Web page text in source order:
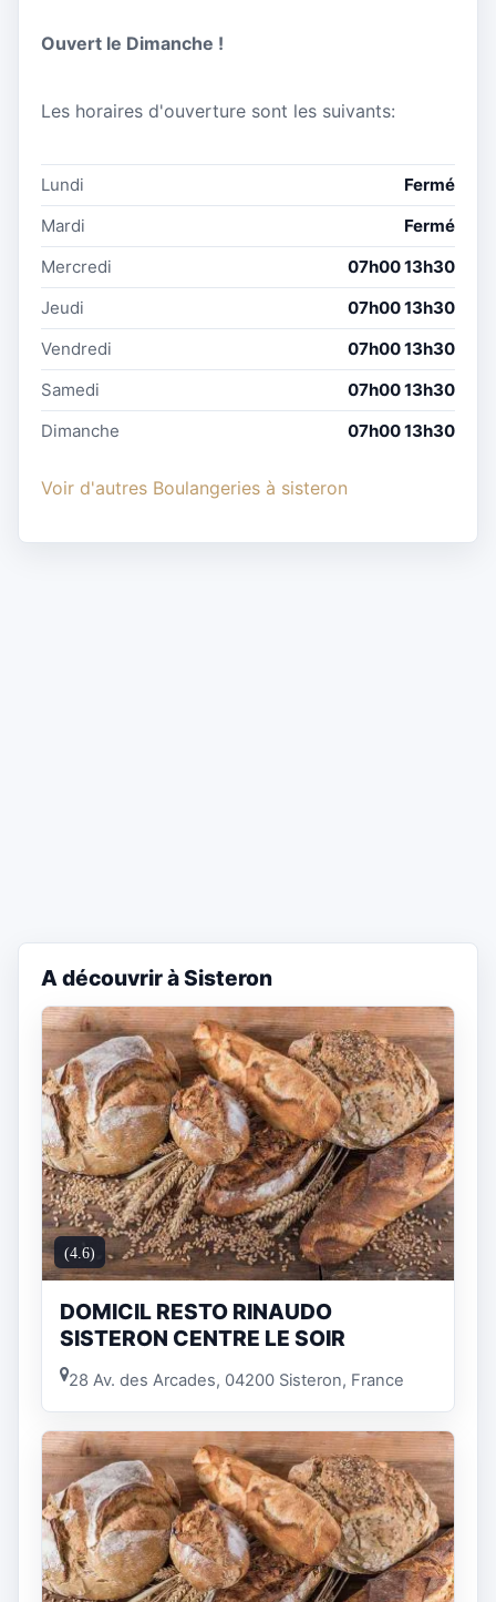
Ouvert le Dimanche !
Les horaires d'ouverture sont les suivants:
Lundi
Fermé
Mardi
Fermé
Mercredi
07h00 13h30
Jeudi
07h00 13h30
Vendredi
07h00 13h30
Samedi
07h00 13h30
Dimanche
07h00 13h30
Voir d'autres Boulangeries à sisteron
A découvrir à Sisteron
(4.6)
DOMICIL RESTO RINAUDO
SISTERON CENTRE LE SOIR
28 Av. des Arcades, 04200 Sisteron, France